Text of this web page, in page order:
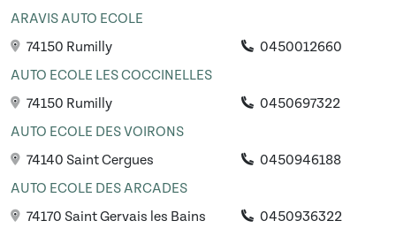
ARAVIS AUTO ECOLE
74150 Rumilly
0450012660
AUTO ECOLE LES COCCINELLES
74150 Rumilly
0450697322
AUTO ECOLE DES VOIRONS
74140 Saint Cergues
0450946188
AUTO ECOLE DES ARCADES
74170 Saint Gervais les Bains
0450936322